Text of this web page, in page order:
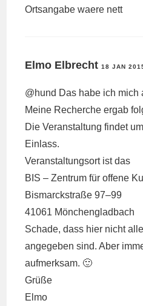
Ortsangabe waere nett
Elmo Elbrecht 18 JAN
@hund Das habe ich mich
Meine Recherche ergab
Die Veranstaltung findet
Einlass.
Veranstaltungsort ist das
BIS – Zentrum für offene
Bismarckstraße 97–99
41061 Mönchengladbach
Schade, dass hier nicht
angegeben sind. Aber
aufmerksam. 🙂
Grüße
Elmo